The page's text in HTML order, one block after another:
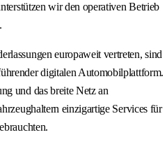
wir den operativen Betrieb
europaweit vertreten, sind
digitalen Automobilplattform.
und das breite Netz an
einzigartige Services für